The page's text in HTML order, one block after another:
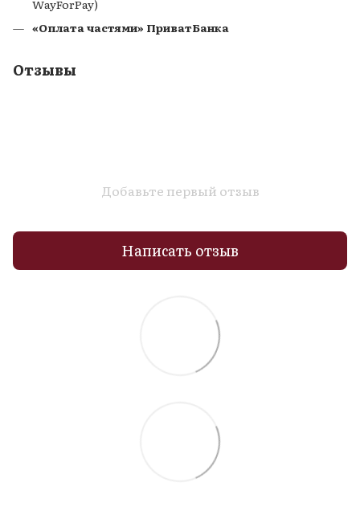
WayForPay)
«Оплата частями» ПриватБанка
Отзывы
Добавьте первый отзыв
Написать отзыв